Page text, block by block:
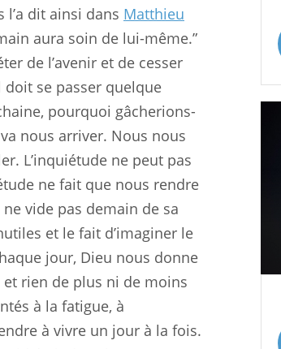
l’a dit ainsi dans Matthieu
aura soin de lui-même.”
de l’avenir et de cesser
doit se passer quelque
pourquoi gâcherions-
nous arriver. Nous nous
L’inquiétude ne peut pas
ne fait que nous rendre
vide pas demain de sa
et le fait d’imaginer le
jour, Dieu nous donne
rien de plus ni de moins
à la fatigue, à
à vivre un jour à la fois.